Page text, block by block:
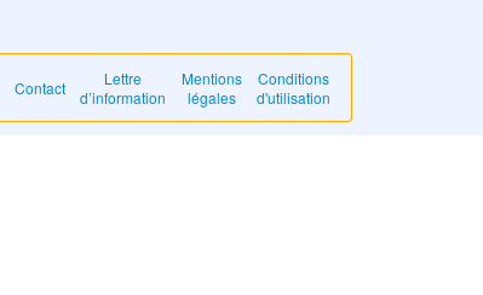
Contact
Lettre
d’information
Mentions
légales
Conditions
d'utilisation